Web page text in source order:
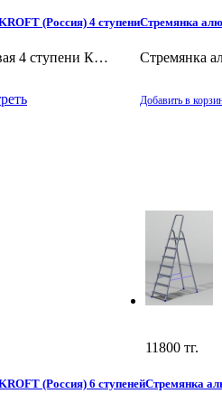
(Россия) 4 ступени
4 ступени К…
Стремянка
Стремянка
Добавить в
(Россия) 6 ступеней
11800 тг.
Стремянка